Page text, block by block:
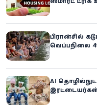
பிரான்சில்
வெப்பநிலை
AI
இரட்டையர்கள்